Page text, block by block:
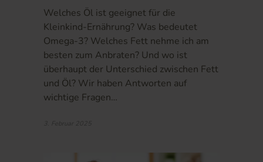
Welches Öl ist geeignet für die
Kleinkind-Ernährung? Was bedeutet
Omega-3? Welches Fett nehme ich am
besten zum Anbraten? Und wo ist
überhaupt der Unterschied zwischen Fett
und Öl? Wir haben Antworten auf
wichtige Fragen…